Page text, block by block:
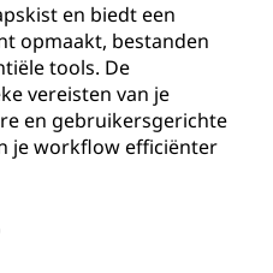
en biedt een
opmaakt, bestanden
tools. De
vereisten van je
en gebruikersgerichte
je workflow efficiënter